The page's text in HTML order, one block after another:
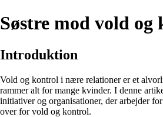
Søstre mod vold og
Introduktion
Vold og kontrol i nære relationer er et
rammer alt for mange kvinder. I denne
initiativer og organisationer, der arbejder
over for vold og kontrol.